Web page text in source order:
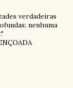
verdadeiras
nenhuma